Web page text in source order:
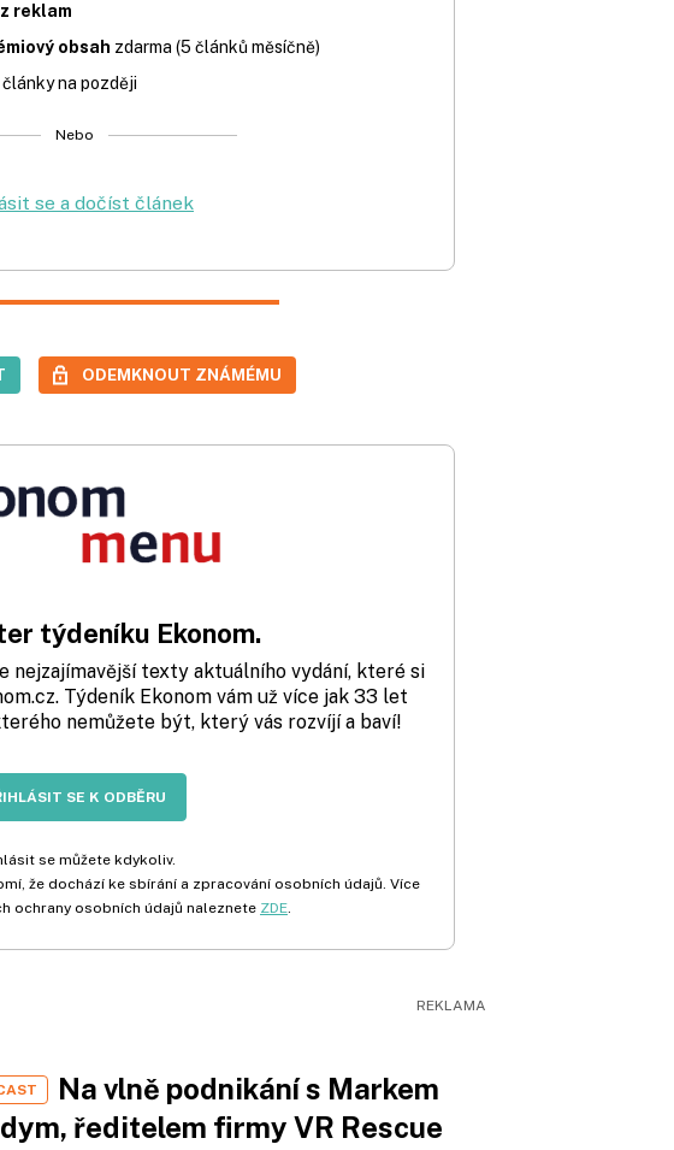
reklam
obsah zdarma (5 článků měsíčně)
na později
Nebo
se a dočíst článek
ODEMKNOUT ZNÁMÉMU
týdeníku Ekonom.
nejzajímavější texty aktuálního vydání, které si
Týdeník Ekonom vám už více jak 33 let
nemůžete být, který vás rozvíjí a baví!
SE K ODBĚRU
se můžete kdykoliv.
že dochází ke sbírání a zpracování osobních údajů. Více
ochrany osobních údajů naleznete ZDE.
Na vlně podnikání s Markem
ředitelem firmy VR Rescue